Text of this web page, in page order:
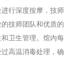
进行深度按摩，技
的技师团队和优质
和卫生管理。馆内
过高温消毒处理，